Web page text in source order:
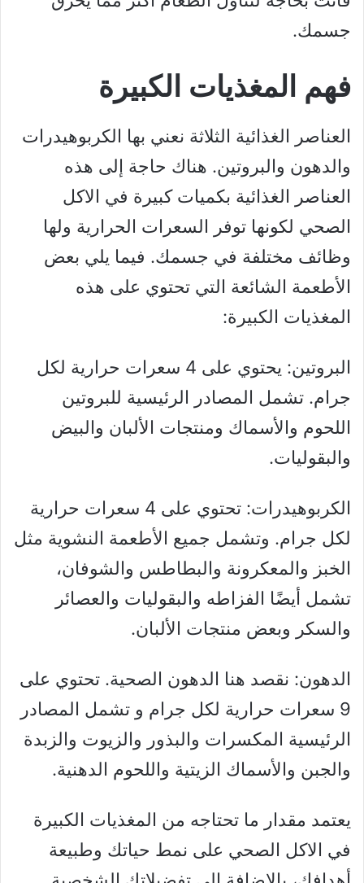
جسمك.
فهم المغذيات الكبيرة
العناصر الغذائية الثلاثة نعني بها الكربوهيدرات
والدهون والبروتين. هناك حاجة إلى هذه
العناصر الغذائية بكميات كبيرة في الاكل
الصحي لكونها توفر السعرات الحرارية ولها
وظائف مختلفة في جسمك. فيما يلي بعض
الأطعمة الشائعة التي تحتوي على هذه
المغذيات الكبيرة:
البروتين: يحتوي على 4 سعرات حرارية لكل
جرام. تشمل المصادر الرئيسية للبروتين
اللحوم والأسماك ومنتجات الألبان والبيض
والبقوليات.
الكربوهيدرات: تحتوي على 4 سعرات حرارية
لكل جرام. وتشمل جميع الأطعمة النشوية مثل
الخبز والمعكرونة والبطاطس والشوفان،
تشمل أيضًا الفزاطه والبقوليات والعصائر
والسكر وبعض منتجات الألبان.
الدهون: نقصد هنا الدهون الصحية. تحتوي على
9 سعرات حرارية لكل جرام و تشمل المصادر
الرئيسية المكسرات والبذور والزيوت والزبدة
والجبن والأسماك الزيتية واللحوم الدهنية.
يعتمد مقدار ما تحتاجه من المغذيات الكبيرة
في الاكل الصحي على نمط حياتك وطبيعة